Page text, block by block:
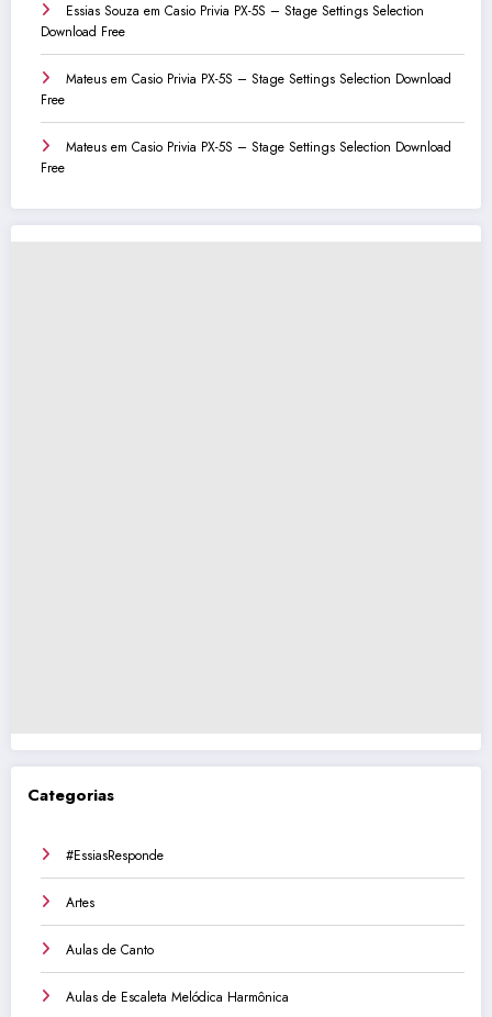
Essias Souza em Casio Privia PX-5S – Stage Settings Selection
Download Free
Mateus em Casio Privia PX-5S – Stage Settings Selection Download
Free
Mateus em Casio Privia PX-5S – Stage Settings Selection Download
Free
Categorias
#EssiasResponde
Artes
Aulas de Canto
Aulas de Escaleta Melódica Harmônica